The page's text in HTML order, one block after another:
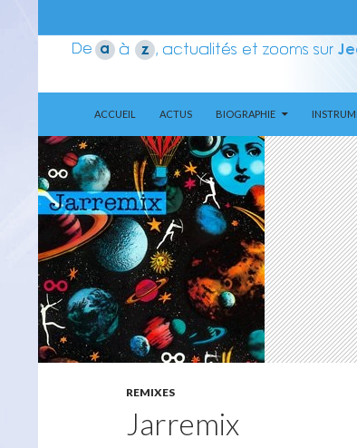
Aerozone JMJ
ACCUEIL
ACTUS BIOGRAPHIE
REMIXES
Jarremix